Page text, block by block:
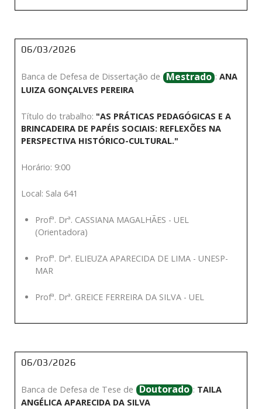
06/03/2026
Banca de Defesa de Dissertação de Mestrado : ANA
LUIZA GONÇALVES PEREIRA
Título do trabalho: "AS PRÁTICAS PEDAGÓGICAS E A
BRINCADEIRA DE PAPÉIS SOCIAIS: REFLEXÕES NA
PERSPECTIVA HISTÓRICO-CULTURAL."
Horário: 9:00
Local: Sala 641
Profª. Drª. CASSIANA MAGALHÃES - UEL
(Orientadora)
Profª. Drª. ELIEUZA APARECIDA DE LIMA - UNESP-
MAR
Profª. Drª. GREICE FERREIRA DA SILVA - UEL
06/03/2026
Banca de Defesa de Tese de Doutorado : TAILA
ANGÉLICA APARECIDA DA SILVA